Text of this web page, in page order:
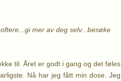
mer av deg selv...besøke
til. Året er godt i gang og det føles
Nå har jeg fått min dose. Jeg